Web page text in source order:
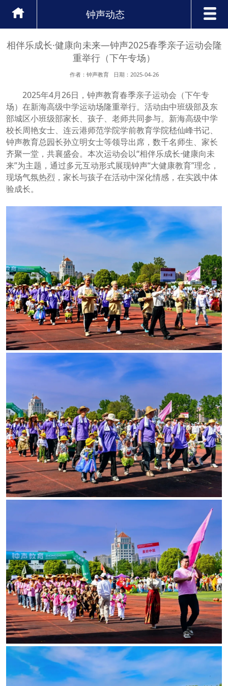
钟声动态
相伴乐成长·健康向未来—钟声2025春季亲子运动会隆
重举行（下午专场）
作者：钟声教育 日期：2025-04-26
2025年4月26日，钟声教育春季亲子运动会（下午专
场）在新海高级中学运动场隆重举行。活动由中班级部及东
部城区小班级部家长、孩子、老师共同参与。新海高级中学
校长周艳女士、连云港师范学院学前教育学院嵇仙峰书记、
钟声教育总园长孙立明女士等领导出席，数千名师生、家长
齐聚一堂，共襄盛会。本次运动会以“相伴乐成长·健康向未
来”为主题，通过多元互动形式展现钟声“大健康教育”理念，
现场气氛热烈，家长与孩子在活动中深化情感，在实践中体
验成长。